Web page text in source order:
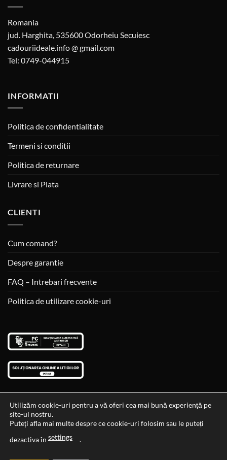
Romania
jud. Harghita, 535600 Odorheiu Secuiesc
cadouriideale.info @ gmail.com
Tel: 0749-044915
INFORMATII
Politica de confidentialitate
Termeni si conditii
Politica de returnare
Livrare si Plata
CLIENTI
Cum comand?
Despre garantie
FAQ – Intrebari frecvente
Politica de utilizare cookie-uri
Data si ora ultimei actualizari al stocului si ale preturilor: 29-12-
Utilizăm cookie-uri pentru a vă oferi cea mai bună experiență pe
site-ul nostru.
Puteți afla mai multe despre ce cookie-uri folosim sau le puteți
dezactiva în settings .